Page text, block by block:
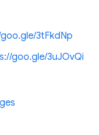
3tFkdNp
goo.gle/3uJOvQi